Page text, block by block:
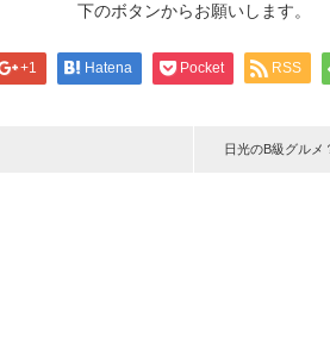
下のボタンからお願いします。
+1 Hatena Pocket RSS
日光のB級グルメ